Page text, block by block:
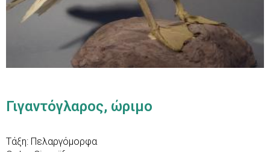
Γιγαντόγλαρος, ώριμο
Τάξη: Πελαργόμορφα